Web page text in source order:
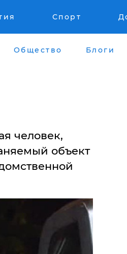
Спорт
Общество Блоги
человек,
объект